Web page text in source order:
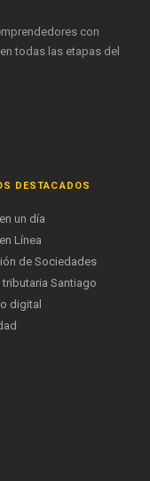
con
todas las etapas del
DESTACADOS
un día
Línea
de Sociedades
Santiago
digital